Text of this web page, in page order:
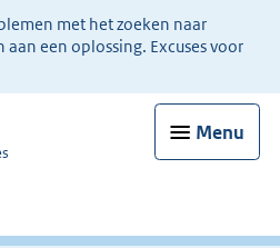
met het zoeken naar
een oplossing. Excuses voor
Menu